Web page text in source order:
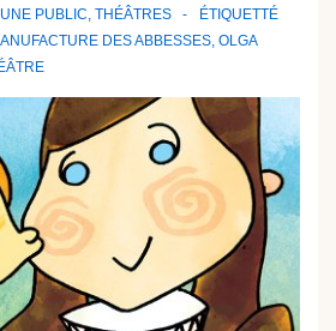
PUBLIC, THÉÂTRES
ÉTIQUETTÉ
DES ABBESSES, OLGA